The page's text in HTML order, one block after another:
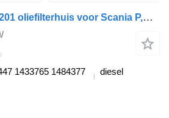
Mann+Hummel 1489201 oliefilterhuis voor Scania P,G,R,T-series (2004-2017) trekker
1433765 1484377
diesel